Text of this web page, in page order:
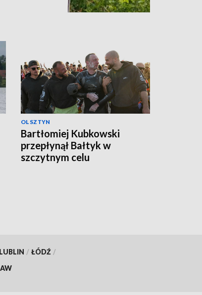
OLSZTYN
Bartłomiej Kubkowski
przepłynął Bałtyk w
szczytnym celu
LUBLIN / ŁÓDŹ /